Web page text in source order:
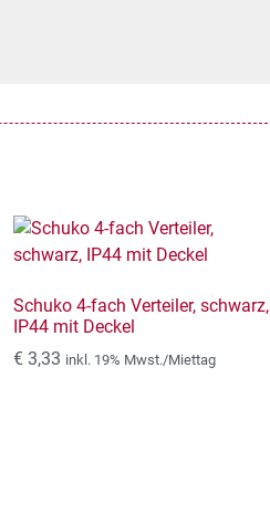
Schuko 4-fach Verteiler, schwarz,
IP44 mit Deckel
€ 3,33 inkl. 19% Mwst./Miettag